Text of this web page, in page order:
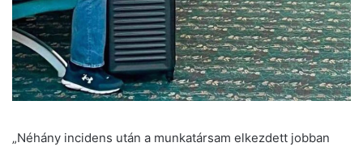
„Néhány incidens után a munkatársam elkezdett jobban